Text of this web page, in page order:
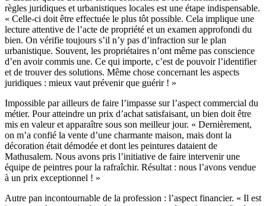
règles juridiques et urbanistiques locales est une étape indispensable.
« Celle-ci doit être effectuée le plus tôt possible. Cela implique une
lecture attentive de l’acte de propriété et un examen approfondi du
bien. On vérifie toujours s’il n’y pas d’infraction sur le plan
urbanistique. Souvent, les propriétaires n’ont même pas conscience
d’en avoir commis une. Ce qui importe, c’est de pouvoir l’identifier
et de trouver des solutions. Même chose concernant les aspects
juridiques : mieux vaut prévenir que guérir ! »
Impossible par ailleurs de faire l’impasse sur l’aspect commercial du
métier. Pour atteindre un prix d’achat satisfaisant, un bien doit être
mis en valeur et apparaître sous son meilleur jour. « Dernièrement,
on m’a confié la vente d’une charmante maison, mais dont la
décoration était démodée et dont les peintures dataient de
Mathusalem. Nous avons pris l’initiative de faire intervenir une
équipe de peintres pour la rafraîchir. Résultat : nous l’avons vendue
à un prix exceptionnel ! »
Autre pan incontournable de la profession : l’aspect financier. « Il est